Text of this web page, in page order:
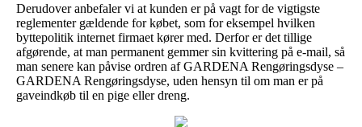
Derudover anbefaler vi at kunden er på vagt for de vigtigste
reglementer gældende for købet, som for eksempel hvilken
byttepolitik internet firmaet kører med. Derfor er det tillige
afgørende, at man permanent gemmer sin kvittering på e-mail, så
man senere kan påvise ordren af GARDENA Rengøringsdyse –
GARDENA Rengøringsdyse, uden hensyn til om man er på
gaveindkøb til en pige eller dreng.